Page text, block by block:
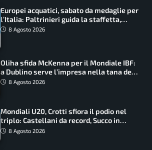
Europei acquatici, sabato da medaglie per
l’Italia: Paltrinieri guida la staffetta,
Barnabà sogna l’oro dalle grandi altezze
8 Agosto 2026
Oliha sfida McKenna per il Mondiale IBF:
a Dublino serve l’impresa nella tana del
lupo8 Agosto 2026
Mondiali U20, Crotti sfiora il podio nel
triplo: Castellani da record, Succo in
finale
8 Agosto 2026